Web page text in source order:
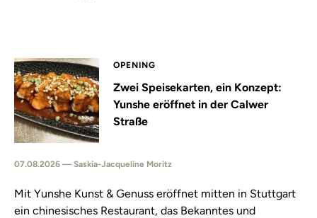
OPENING
Zwei Speisekarten, ein Konzept:
Yunshe eröffnet in der Calwer
Straße
07.08.2026 — Saskia-Jacqueline Moritz
Mit Yunshe Kunst & Genuss eröffnet mitten in Stuttgart
ein chinesisches Restaurant, das Bekanntes und